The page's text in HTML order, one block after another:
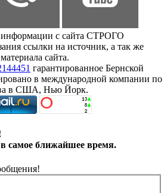
с сайта СТРОГО
ссылки на источник, а так же
сайта.
гарантированное Бернской
в международной компании по
в США, Нью Йорк.
самое ближайшее время.